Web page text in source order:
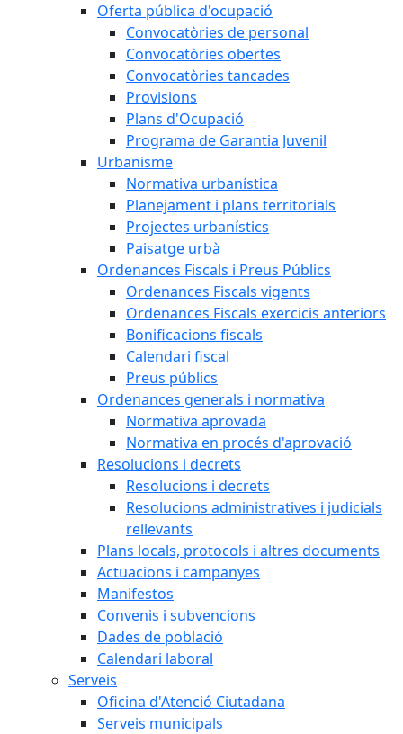
Oferta pública d'ocupació
Convocatòries de personal
Convocatòries obertes
Convocatòries tancades
Provisions
Plans d'Ocupació
Programa de Garantia Juvenil
Urbanisme
Normativa urbanística
Planejament i plans territorials
Projectes urbanístics
Paisatge urbà
Ordenances Fiscals i Preus Públics
Ordenances Fiscals vigents
Ordenances Fiscals exercicis anteriors
Bonificacions fiscals
Calendari fiscal
Preus públics
Ordenances generals i normativa
Normativa aprovada
Normativa en procés d'aprovació
Resolucions i decrets
Resolucions i decrets
Resolucions administratives i judicials
rellevants
Plans locals, protocols i altres documents
Actuacions i campanyes
Manifestos
Convenis i subvencions
Dades de població
Calendari laboral
Serveis
Oficina d'Atenció Ciutadana
Serveis municipals